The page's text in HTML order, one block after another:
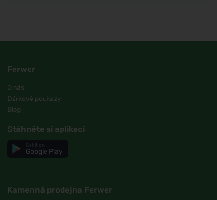
Ferwer
O nás
Dárkové poukazy
Blog
Stáhněte si aplikaci
Google Play
Kamenná prodejna Ferwer